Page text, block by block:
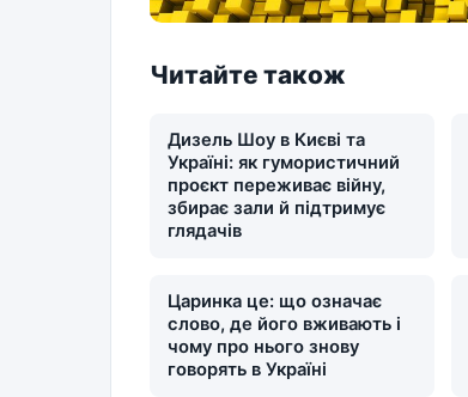
Читайте також
Дизель Шоу в Києві та
Україні: як гумористичний
проєкт переживає війну,
збирає зали й підтримує
глядачів
Царинка це: що означає
слово, де його вживають і
чому про нього знову
говорять в Україні